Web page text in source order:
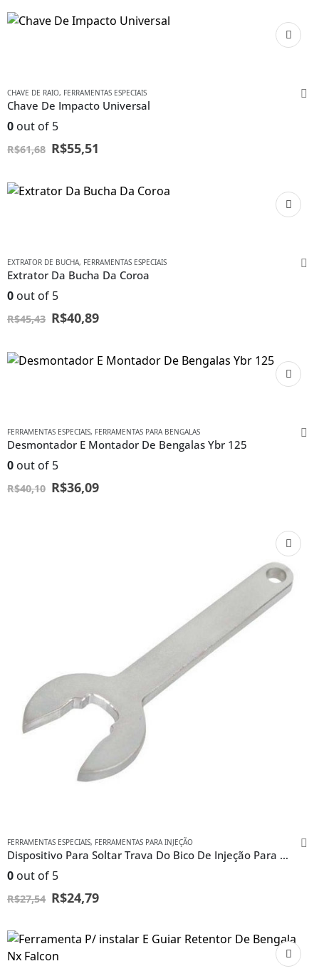
CHAVE DE RAIO, FERRAMENTAS ESPECIAIS
Chave De Impacto Universal
0 out of 5
R$61,68 R$55,51
EXTRATOR DE BUCHA, FERRAMENTAS ESPECIAIS
Extrator Da Bucha Da Coroa
0 out of 5
R$45,43 R$40,89
FERRAMENTAS ESPECIAIS, FERRAMENTAS PARA BENGALAS
Desmontador E Montador De Bengalas Ybr 125
0 out of 5
R$40,10 R$36,09
FERRAMENTAS ESPECIAIS, FERRAMENTAS PARA INJEÇÃO
Dispositivo Para Soltar Trava Do Bico De Injeção Para Moto
0 out of 5
R$27,54 R$24,79